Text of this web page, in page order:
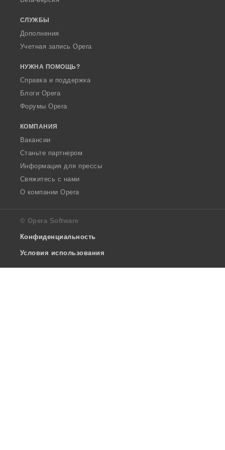
СЛУЖБЫ
Дополнения
Учетная запись Opera
НУЖНА ПОМОЩЬ?
Справка и поддержка
Блоги Opera
Форумы Opera
КОМПАНИЯ
Вакансии
Станьте партнером
Информация для прессы
Свяжитесь с нами
О компании Opera
© Opera Software
Конфиденциальность
Условия использования